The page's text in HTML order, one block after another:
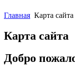
Главная Карта сайта
Карта сайта
Добро